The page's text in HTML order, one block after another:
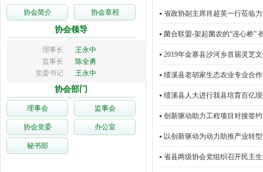
协会简介 协会章程
协会领导
理事长
王永中
监事长
陈全勇
党委书记
王永中
协会部门
理事会 监事会
协会党委 办公室
秘书部
省政协副主席肖超英一行莅临
菌合联盟-架起菌农的“连心桥”
2019年金寨县沙河乡首届灵芝
绩溪县老胡家生态农业专业合
绩溪县人大进行我县培育百亿
创新驱动助力工程项目对接签
以创新驱动为动力助推产业转
省县两级协会党组织召开民主